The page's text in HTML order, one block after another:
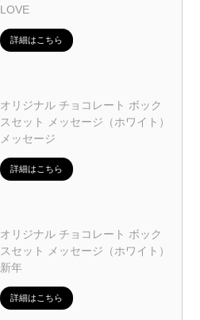
LOVE
詳細はこちら
オリジナル チョコレート ボック
スセット メッセージ（ホワイト）
メッセージ
詳細はこちら
オリジナル チョコレート ボック
スセット メッセージ（ホワイト）
新年
詳細はこちら